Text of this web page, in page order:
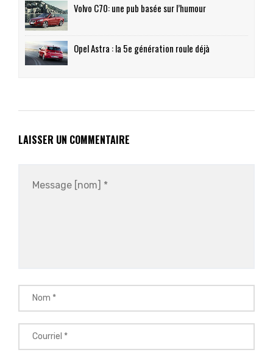
Volvo C70: une pub basée sur l’humour
Opel Astra : la 5e génération roule déjà
LAISSER UN COMMENTAIRE